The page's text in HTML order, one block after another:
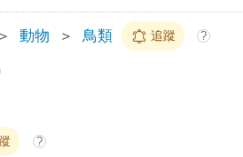
＞ 動物 ＞ 鳥類 追蹤 ?
?